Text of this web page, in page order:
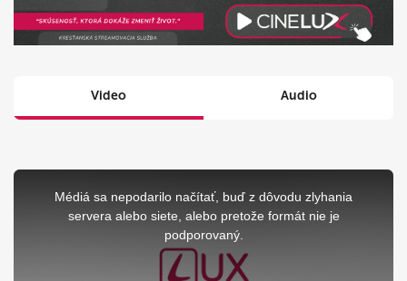
Video Audio
This
Médiá sa nepodarilo načítať, buď z dôvodu zlyhania
servera alebo siete, alebo pretože formát nie je
podporovaný.